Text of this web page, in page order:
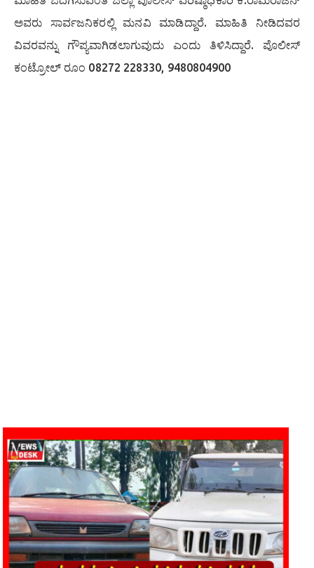
ಅವರು ಸಾರ್ವಜನಿಕರಲ್ಲಿ ಮನವಿ ಮಾಡಿದ್ದಾರೆ. ಮಾಹಿತಿ ನೀಡಿದವರ
ವಿವರವನ್ನು ಗೌಪ್ಯವಾಗಿಡಲಾಗುವುದು ಎಂದು ತಿಳಿಸಿದ್ದಾರೆ. ಪೊಲೀಸ್
ಕಂಟ್ರೋಲ್ ರೂಂ 08272 228330, 9480804900